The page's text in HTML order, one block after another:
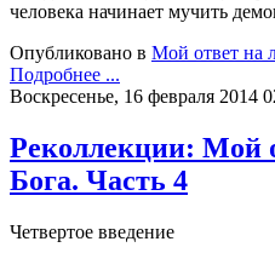
человека начинает мучить
Опубликовано в Мой ответ на
Подробнее ...
Воскресенье, 16 февраля 2014
Реколлекции: Мой
Бога. Часть 4
Четвертое введение